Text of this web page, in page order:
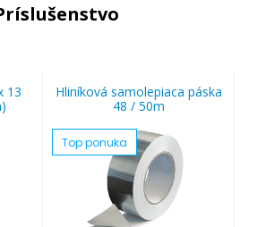
13
Hliníková samolepiaca páska
48 / 50m
Top ponuka